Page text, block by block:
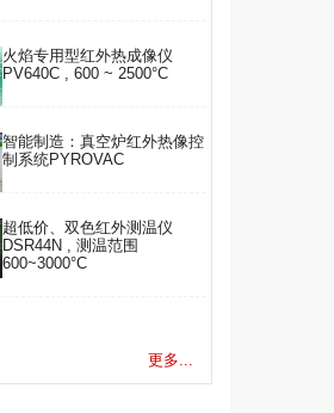
火焰专用型红外热成像仪
PV640C , 600 ~ 2500°C
智能制造：真空炉红外热像控
制系统PYROVAC
超低价、双色红外测温仪
DSR44N , 测温范围
600~3000°C
更多...